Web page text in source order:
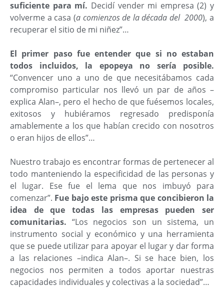
suficiente para mí. Decidí vender mi empresa (2) y
volverme a casa (a comienzos de la década del 2000), a
recuperar el sitio de mi niñez”…
El primer paso fue entender que si no estaban
todos incluidos, la epopeya no sería posible.
“Convencer uno a uno de que necesitábamos cada
compromiso particular nos llevó un par de años –
explica Alan–, pero el hecho de que fuésemos locales,
exitosos y hubiéramos regresado predisponía
amablemente a los que habían crecido con nosotros
o eran hijos de ellos”…
Nuestro trabajo es encontrar formas de pertenecer al
todo manteniendo la especificidad de las personas y
el lugar. Ese fue el lema que nos imbuyó para
comenzar”. Fue bajo este prisma que concibieron la
idea de que todas las empresas pueden ser
comunitarias. “Los negocios son un sistema, un
instrumento social y económico y una herramienta
que se puede utilizar para apoyar el lugar y dar forma
a las relaciones –indica Alan–. Si se hace bien, los
negocios nos permiten a todos aportar nuestras
capacidades individuales y colectivas a la sociedad”…